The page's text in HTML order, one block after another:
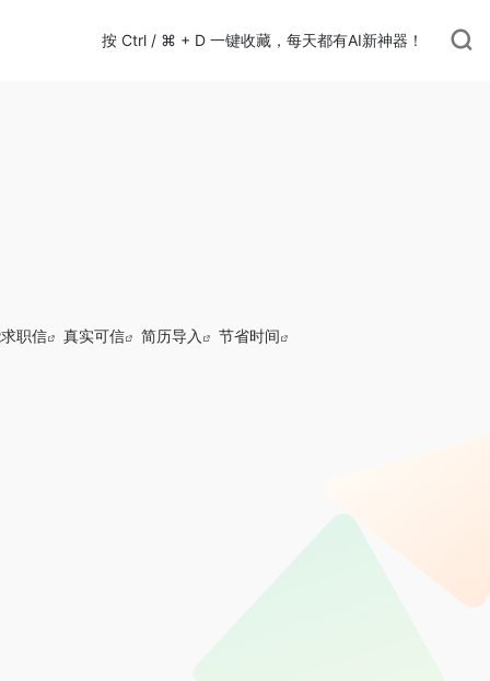
按 Ctrl / ⌘ + D 一键收藏，每天都有AI新神器！
职信 真实可信 简历导入 节省时间